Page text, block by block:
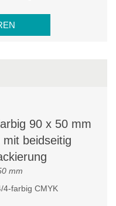
90 x 50 mm
beidseitig
mm
4-farbig CMYK